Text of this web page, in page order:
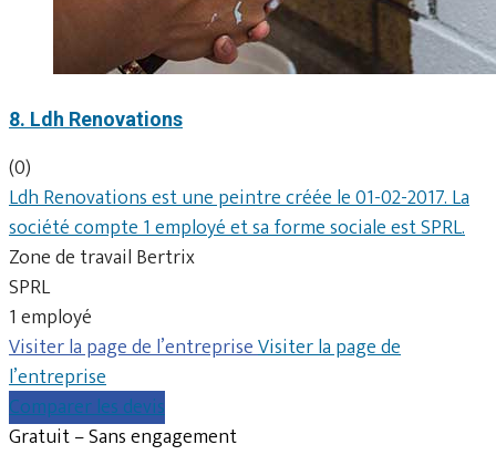
8. Ldh Renovations
(0)
Ldh Renovations est une peintre créée le 01-02-2017. La
société compte 1 employé et sa forme sociale est SPRL.
Zone de travail Bertrix
SPRL
1 employé
Visiter la page de l’entrepriseVisiter la page de
l’entreprise
Comparer les devis
Gratuit – Sans engagement